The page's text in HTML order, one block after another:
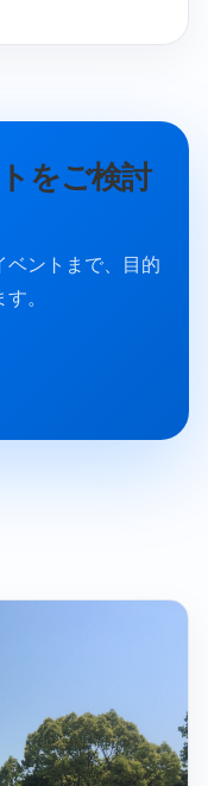
をご検討
ントまで、目的
。